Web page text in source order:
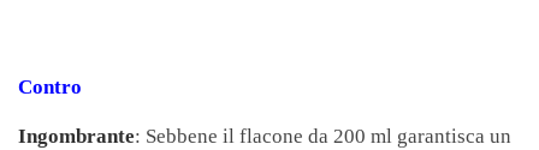
Contro
Ingombrante: Sebbene il flacone da 200 ml garantisca un